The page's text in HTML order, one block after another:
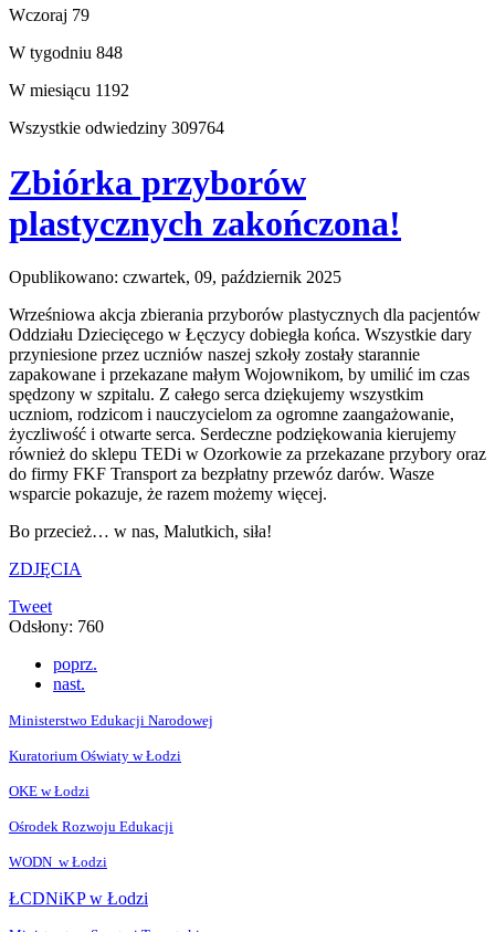
Wczoraj 79
W tygodniu 848
W miesiącu 1192
Wszystkie odwiedziny 309764
Zbiórka przyborów
plastycznych zakończona!
Opublikowano: czwartek, 09, październik 2025
Wrześniowa akcja zbierania przyborów plastycznych dla pacjentów
Oddziału Dziecięcego w Łęczycy dobiegła końca. Wszystkie dary
przyniesione przez uczniów naszej szkoły zostały starannie
zapakowane i przekazane małym Wojownikom, by umilić im czas
spędzony w szpitalu. Z całego serca dziękujemy wszystkim
uczniom, rodzicom i nauczycielom za ogromne zaangażowanie,
życzliwość i otwarte serca. Serdeczne podziękowania kierujemy
również do sklepu TEDi w Ozorkowie za przekazane przybory oraz
do firmy FKF Transport za bezpłatny przewóz darów. Wasze
wsparcie pokazuje, że razem możemy więcej.
Bo przecież… w nas, Malutkich, siła!
ZDJĘCIA
Tweet
Odsłony: 760
poprz.
nast.
Ministerstwo Edukacji Narodowej
Kuratorium Oświaty w Łodzi
OKE w Łodzi
Ośrodek Rozwoju Edukacji
WODN w Łodzi
ŁCDNiKP w Łodzi